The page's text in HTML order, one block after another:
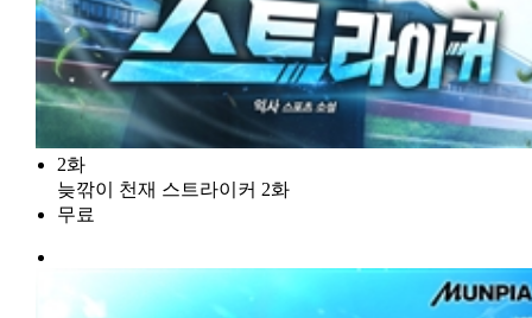
2화
늦깎이 천재 스트라이커 2화
무료